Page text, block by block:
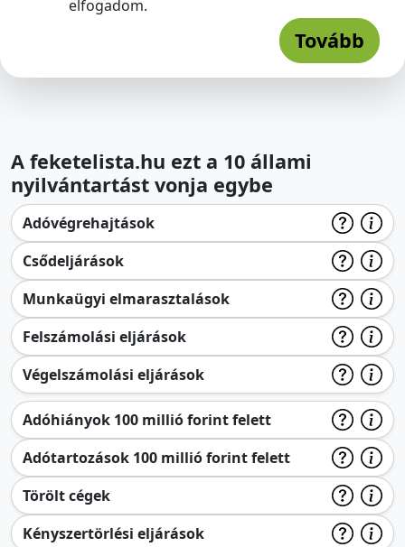
elfogadom.
Tovább
A feketelista.hu ezt a 10 állami
nyilvántartást vonja egybe
Adóvégrehajtások
Csődeljárások
Munkaügyi elmarasztalások
Felszámolási eljárások
Végelszámolási eljárások
Adóhiányok 100 millió forint felett
Adótartozások 100 millió forint felett
Törölt cégek
Kényszertörlési eljárások